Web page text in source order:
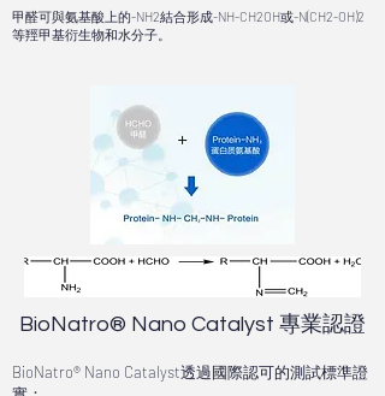
甲醛可與氨基酸上的-NH2結合形成-NH-CH2OH或-N(CH2-OH)2
等羥甲基衍生物和水分子。
BioNatro® Nano Catalyst 專業認證
BioNatro® Nano Catalyst透過國際認可的測試標準證